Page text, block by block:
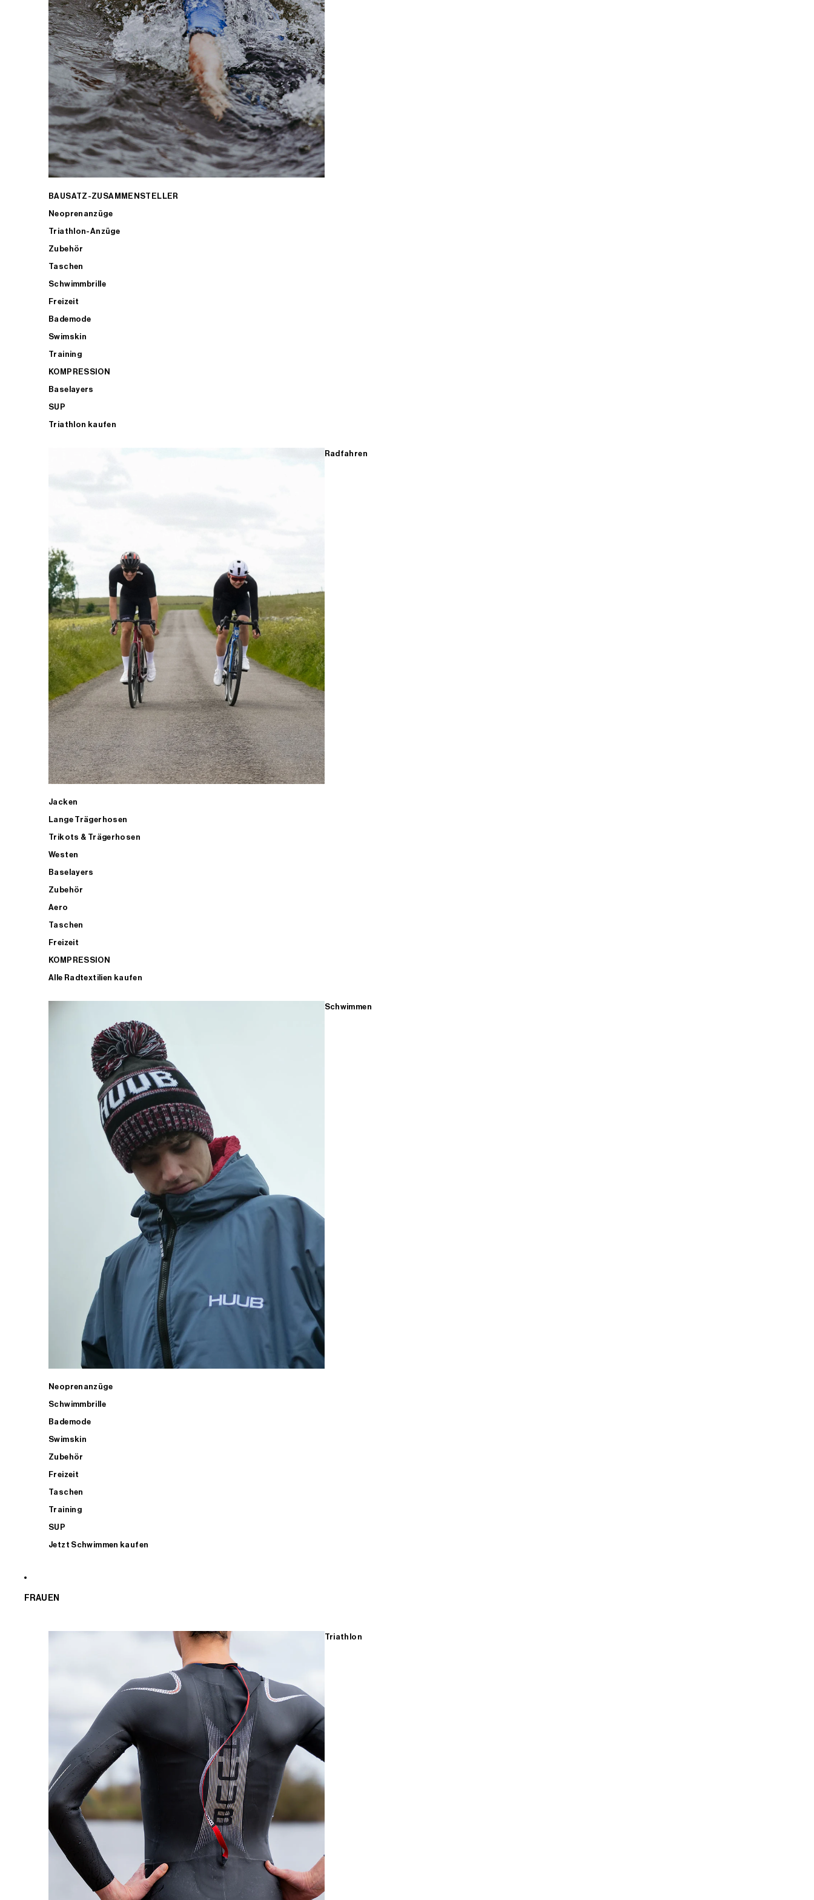
BAUSATZ-ZUSAMMENSTELLER
Neoprenanzüge
Triathlon-Anzüge
Zubehör
Taschen
Schwimmbrille
Freizeit
Bademode
Swimskin
Training
KOMPRESSION
Baselayers
SUP
Triathlon kaufen
Radfahren
Jacken
Lange Trägerhosen
Trikots & Trägerhosen
Westen
Baselayers
Zubehör
Aero
Taschen
Freizeit
KOMPRESSION
Alle Radtextilien kaufen
Schwimmen
Neoprenanzüge
Schwimmbrille
Bademode
Swimskin
Zubehör
Freizeit
Taschen
Training
SUP
Jetzt Schwimmen kaufen
FRAUEN
Triathlon